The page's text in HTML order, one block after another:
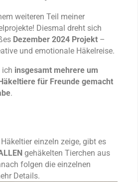
weiteren Teil meiner
Diesmal dreht sich
Dezember 2024 Projekt –
und emotionale Häkelreise.
ich insgesamt mehrere um
für Freunde gemacht
.
einzeln zeige, gibt es
gehäkelten Tierchen aus
folgen die einzelnen
Details.